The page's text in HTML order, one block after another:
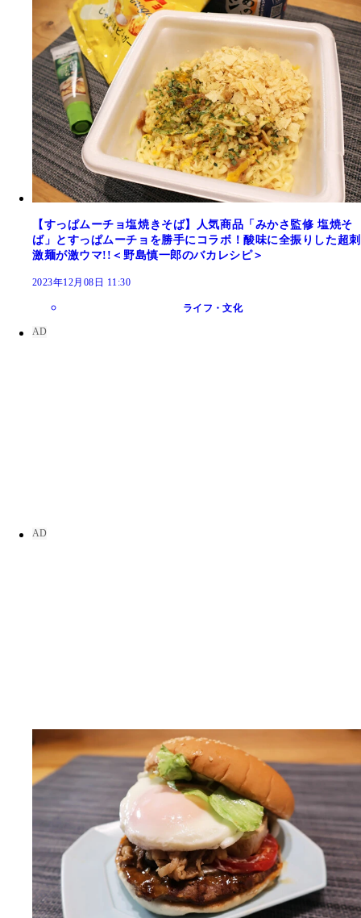
【すっぱムーチョ塩焼きそば】人気商品「みかさ監修 塩焼そ
ば」とすっぱムーチョを勝手にコラボ！酸味に全振りした超刺
激麺が激ウマ!!＜野島慎一郎のバカレシピ＞
2023年12月08日 11:30
ライフ・文化